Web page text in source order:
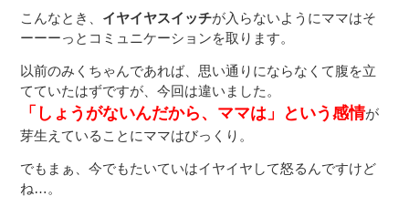
こんなとき、 イヤイヤスイッチが入らないようにママはそ
ーーーっとコミュニケーションを取ります。
以前のみくちゃんであれば、思い通りにならなくて腹を立
てていたはずですが、今回は違いました。
「しょうがないんだから、ママは」という感情が
芽生えていることにママはびっくり。
でもまぁ、今でもたいていはイヤイヤして怒るんですけど
ね…。